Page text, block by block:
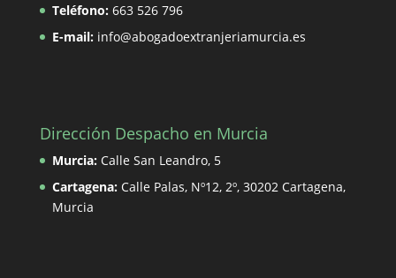
Teléfono: 663 526 796
E-mail: info@abogadoextranjeriamurcia.es
Dirección Despacho en Murcia
Murcia: Calle San Leandro, 5
Cartagena: Calle Palas, Nº12, 2º, 30202 Cartagena,
Murcia